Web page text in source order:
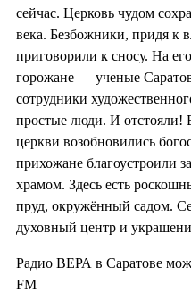
сейчас. Церковь чудом
века. Безбожники, придя к
приговорили к сносу. На
горожане — ученые
сотрудники
простые люди. И отстояли!
церкви возобновились
прихожане благоустроили
храмом. Здесь есть
пруд, окружённый садом.
духовный центр и
Радио ВЕРА в Саратове
FM